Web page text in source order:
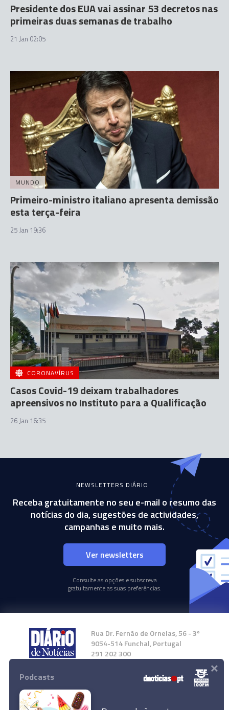
Presidente dos EUA vai assinar 53 decretos nas
primeiras duas semanas de trabalho
21 Jan 02:05
MUNDO
Primeiro-ministro italiano apresenta demissão
esta terça-feira
25 Jan 19:36
CORONAVÍRUS
Casos Covid-19 deixam trabalhadores
apreensivos no Instituto para a Qualificação
26 Jan 16:35
NEWSLETTERS DIÁRIO
Receba gratuitamente no seu e-mail o resumo das
notícias do dia, sugestões de actividades,
campanhas e muito mais.
Ver newsletters
Consulte as opções e subscreva
gratuitamente as suas preferências.
Rua Dr. Fernão de Ornelas, 56 - 3º
9054-514 Funchal, Portugal
291 202 300
Instale a nossa App
Podcasts ×